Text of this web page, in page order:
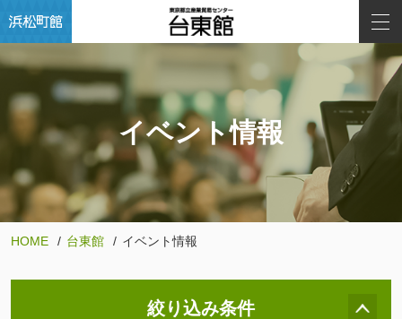
イベント情報
HOME 台東館 イベント情報
絞り込み条件